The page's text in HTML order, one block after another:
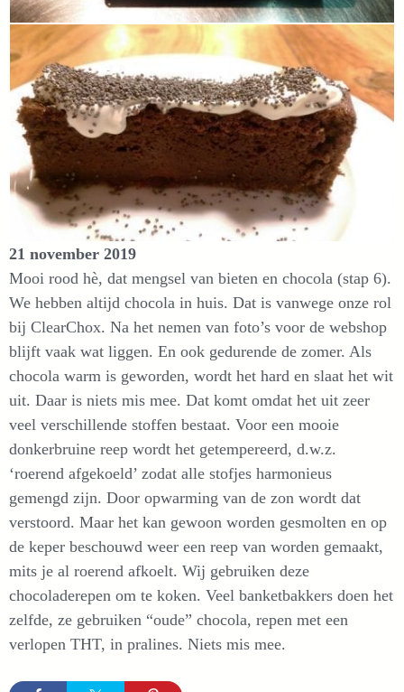
21 november 2019
Mooi rood hè, dat mengsel van bieten en chocola (stap 6).
We hebben altijd chocola in huis. Dat is vanwege onze rol
bij ClearChox. Na het nemen van foto’s voor de webshop
blijft vaak wat liggen. En ook gedurende de zomer. Als
chocola warm is geworden, wordt het hard en slaat het wit
uit. Daar is niets mis mee. Dat komt omdat het uit zeer
veel verschillende stoffen bestaat. Voor een mooie
donkerbruine reep wordt het getempereerd, d.w.z.
‘roerend afgekoeld’ zodat alle stofjes harmonieus
gemengd zijn. Door opwarming van de zon wordt dat
verstoord. Maar het kan gewoon worden gesmolten en op
de keper beschouwd weer een reep van worden gemaakt,
mits je al roerend afkoelt. Wij gebruiken deze
chocoladerepen om te koken. Veel banketbakkers doen het
zelfde, ze gebruiken “oude” chocola, repen met een
verlopen THT, in pralines. Niets mis mee.